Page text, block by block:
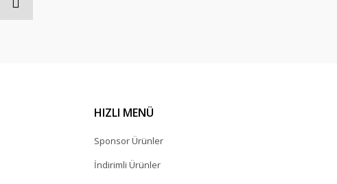
HIZLI MENÜ
Sponsor Ürünler
İndirimli Ürünler